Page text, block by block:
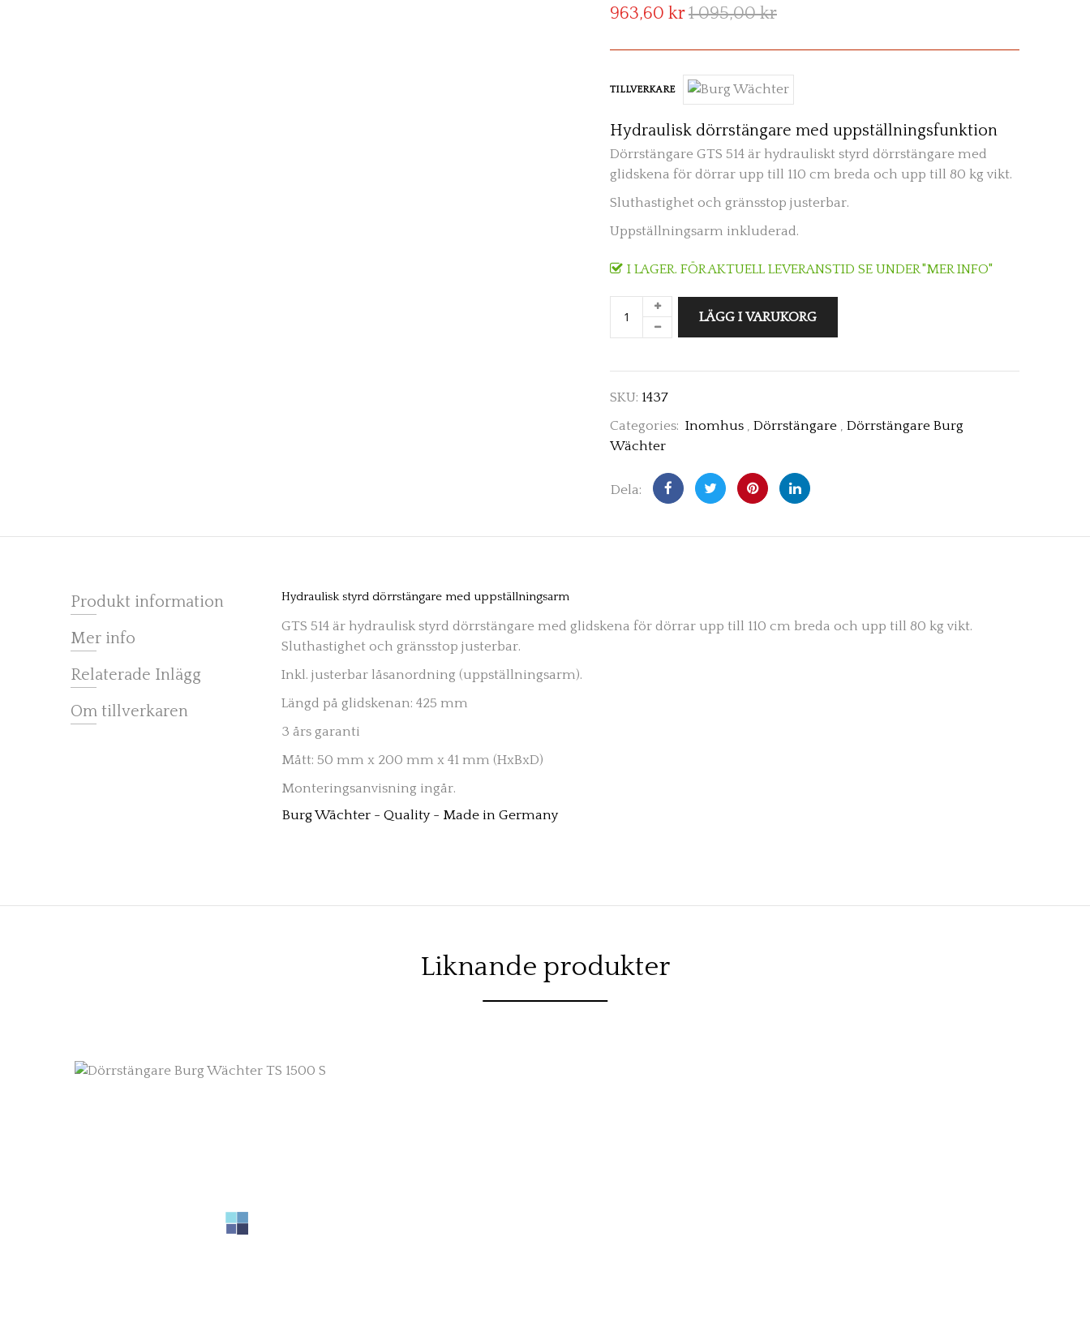
963,60 kr1 095,00 kr
TILLVERKARE
Hydraulisk dörrstängare med uppställningsfunktion
Dörrstängare GTS 514 är hydrauliskt styrd dörrstängare med
glidskena för dörrar upp till 110 cm breda och upp till 80 kg vikt.
Sluthastighet och gränsstop justerbar.
Uppställningsarm inkluderad.
I LAGER. FÖR AKTUELL LEVERANSTID SE UNDER "MER INFO"
LÄGG I VARUKORG
SKU: 1437
Categories: Inomhus , Dörrstängare , Dörrstängare Burg
Wächter
Dela:
Produkt information
Mer info
Relaterade Inlägg
Om tillverkaren
Hydraulisk styrd dörrstängare med uppställningsarm
GTS 514 är hydraulisk styrd dörrstängare med glidskena för dörrar upp till 110 cm breda och upp till 80 kg vikt.
Sluthastighet och gränsstop justerbar.
Inkl. justerbar låsanordning (uppställningsarm).
Längd på glidskenan: 425 mm
3 års garanti
Mått: 50 mm x 200 mm x 41 mm (HxBxD)
Monteringsanvisning ingår.
Burg Wächter - Quality - Made in Germany
Liknande produkter